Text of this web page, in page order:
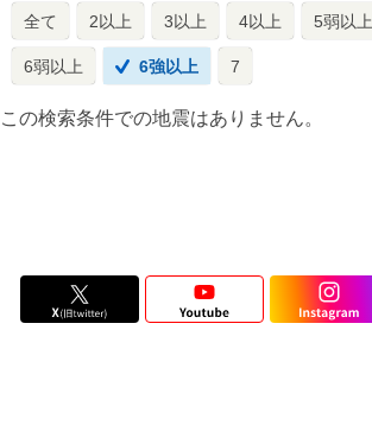
全て 2以上 3以上 4以上 5弱以上
6弱以上 6強以上 7
この検索条件での地震はありません。